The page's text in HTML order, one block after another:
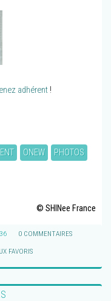
adhérent !
ONEW PHOTOS
© SHINee France
0 COMMENTAIRES
FAVORIS